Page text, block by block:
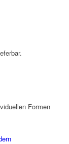
Formen